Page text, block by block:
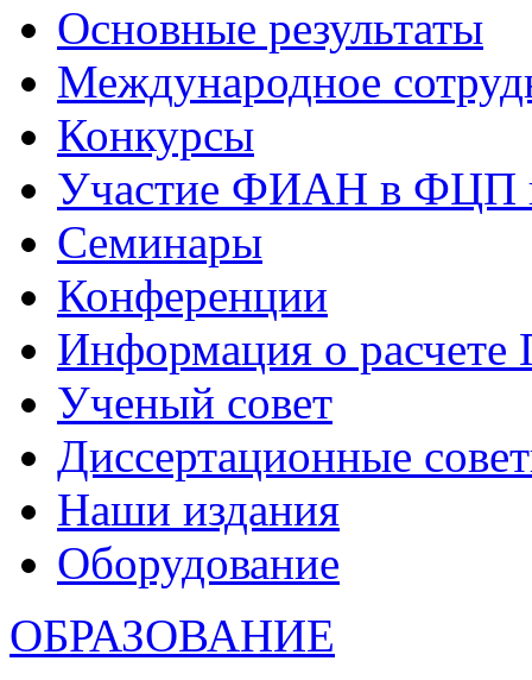
Основные результаты
Международное
Конкурсы
Участие ФИАН в ФЦП
Семинары
Конференции
Информация о
Ученый совет
Диссертационные
Наши издания
Оборудование
ОБРАЗОВАНИЕ